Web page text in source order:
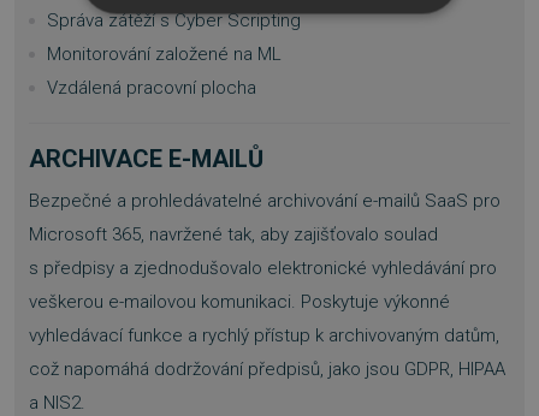
Správa zátěží s Cyber Scripting
Monitorování založené na ML
Vzdálená pracovní plocha
ARCHIVACE E-MAILŮ
Bezpečné a prohledávatelné archivování e-mailů SaaS pro
Microsoft 365, navržené tak, aby zajišťovalo soulad
s předpisy a zjednodušovalo elektronické vyhledávání pro
veškerou e-mailovou komunikaci. Poskytuje výkonné
vyhledávací funkce a rychlý přístup k archivovaným datům,
což napomáhá dodržování předpisů, jako jsou GDPR, HIPAA
a NIS2.
NEZBYTNĚ NUTNÉ SOUBORY
VÝKONOVÉ SOUBORY
FUNKČNÍ SOUBORY
NEZAŘAZENÉ SOUBORY
Nezbytně nutné soubory